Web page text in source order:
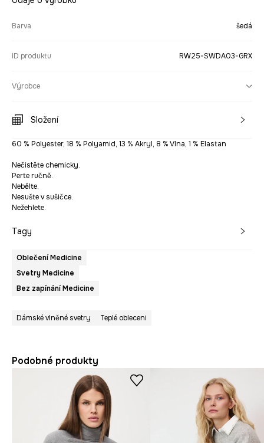
Barva šedá
ID produktu RW25-SWDA03-GRX
Výrobce
Složení
60 % Polyester, 18 % Polyamid, 13 % Akryl, 8 % Vlna, 1 % Elastan
Nečistěte chemicky.
Perte ručně.
Nebělte.
Nesušte v sušičce.
Nežehlete.
Tagy
Oblečení Medicine
Svetry Medicine
Bez zapínání Medicine
Dámské vlněné svetry Teplé obleceni
Podobné produkty